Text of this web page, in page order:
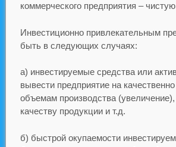
коммерческого предприятия –
Инвестиционно привлекательным
быть в следующих случаях:
а) инвестируемые средства или
вывести предприятие на
объемам производства (увеличение),
качеству продукции и т.д.
б) быстрой окупаемости